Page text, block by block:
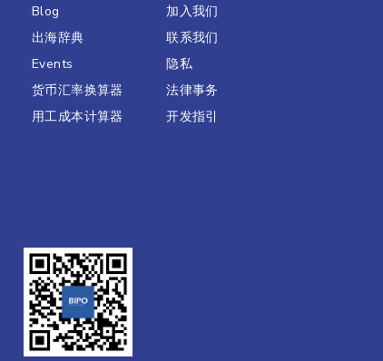
Blog
出海辞典
Events
货币汇率换算器
用工成本计算器
加入我们
联系我们
隐私
法律事务
开发指引